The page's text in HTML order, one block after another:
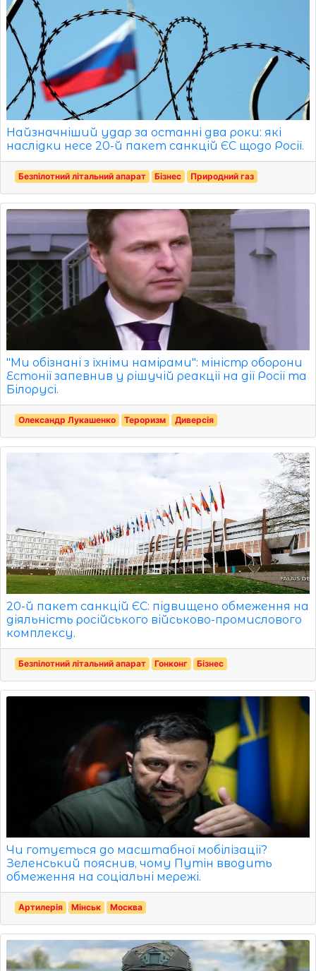
Найзначніший удар за останні два роки: які
наслідки несе 20-й пакет санкцій ЄС щодо Росії.
Безпілотний літальний апарат Бізнес Природний газ
"Ми обізнані з їхніми намірами": міністр оборони
Естонії запевнив у рішучій реакції на дії Росії та
Білорусі.
Олександр Лукашенко Тероризм Диверсія
20-й пакет санкцій ЄС: підвищено обмеження на
діяльність російського військово-промислового
комплексу.
Безпілотний літальний апарат Гонконг Бізнес
Чи готується до масштабної мобілізації?
Зеленський пояснив, чому Путін вводить
обмеження на соціальні мережі.
Артилерія Мінськ Москва